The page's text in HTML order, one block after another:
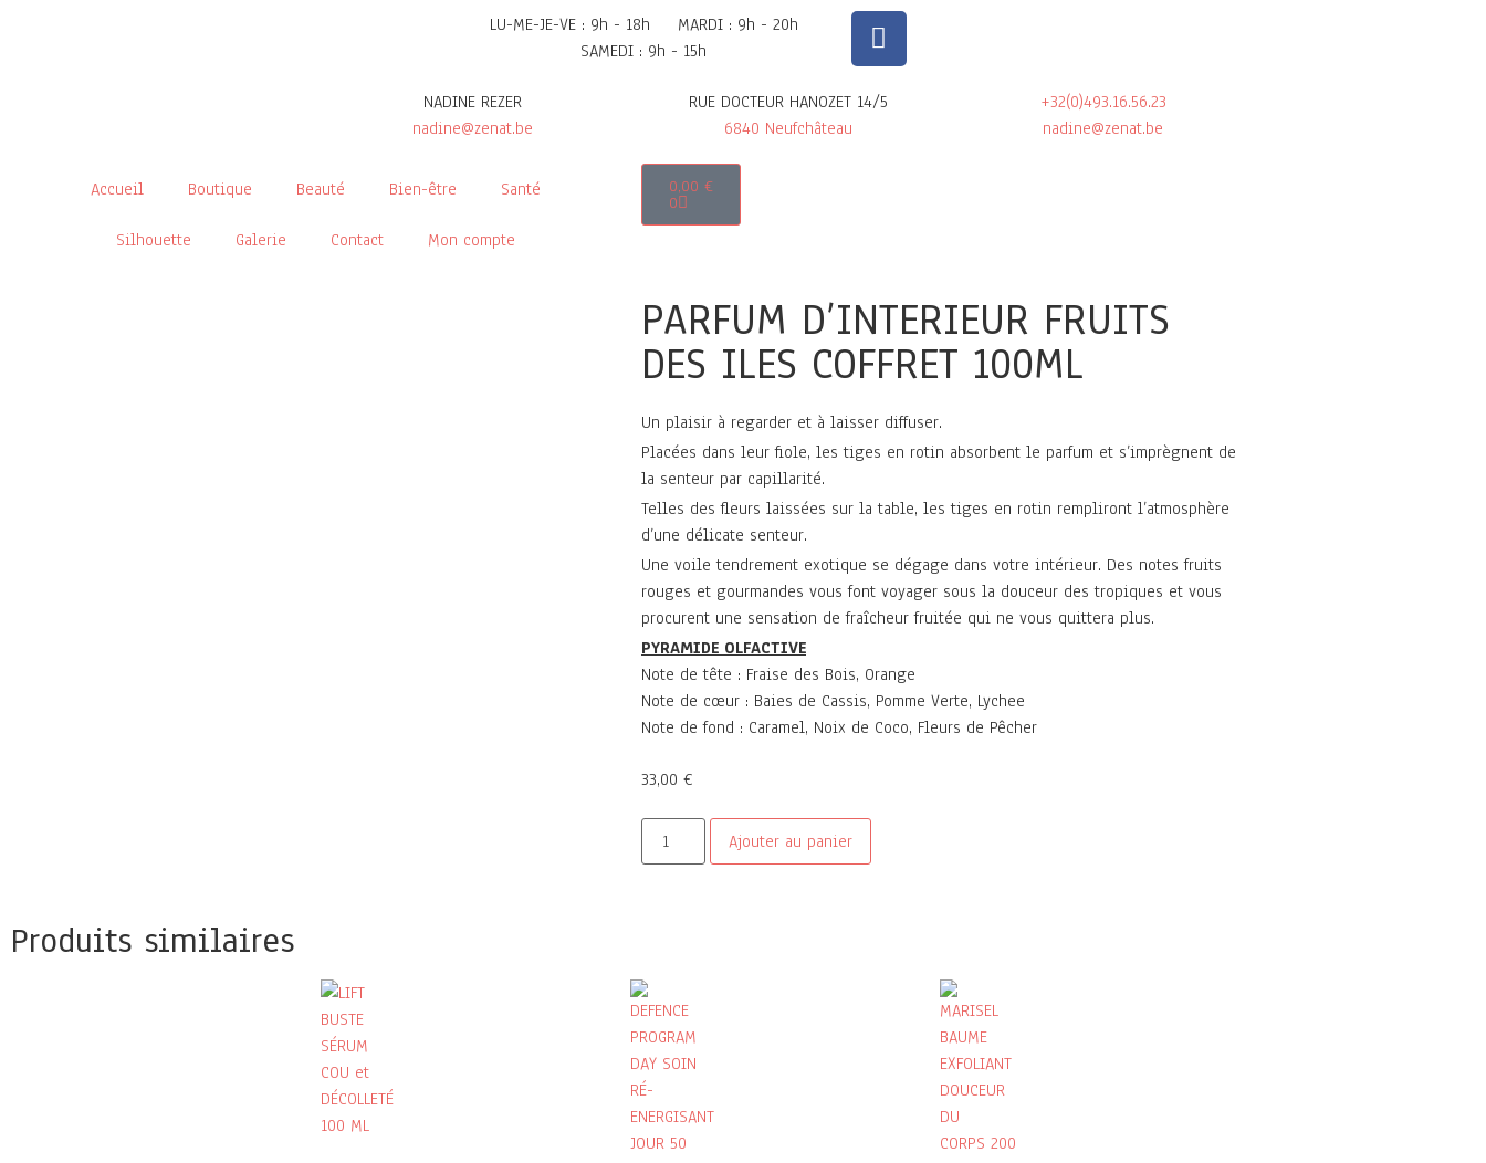
LU-ME-JE-VE : 9h - 18h
MARDI : 9h - 20h
SAMEDI : 9h - 15h
NADINE REZER
nadine@zenat.be
RUE DOCTEUR HANOZET 14/5
6840 Neufchâteau
+32(0)493.16.56.23
nadine@zenat.be
Accueil Boutique Beauté Bien-être Santé
Silhouette Galerie Contact Mon compte
0,00 €
0
PARFUM D’INTERIEUR FRUITS
DES ILES COFFRET 100ML
Un plaisir à regarder et à laisser diffuser.
Placées dans leur fiole, les tiges en rotin absorbent le parfum et s’imprègnent de
la senteur par capillarité.
Telles des fleurs laissées sur la table, les tiges en rotin rempliront l’atmosphère
d’une délicate senteur.
Une voile tendrement exotique se dégage dans votre intérieur. Des notes fruits
rouges et gourmandes vous font voyager sous la douceur des tropiques et vous
procurent une sensation de fraîcheur fruitée qui ne vous quittera plus.
PYRAMIDE OLFACTIVE
Note de tête : Fraise des Bois, Orange
Note de cœur : Baies de Cassis, Pomme Verte, Lychee
Note de fond : Caramel, Noix de Coco, Fleurs de Pêcher
33,00 €
Ajouter au panier
Produits similaires